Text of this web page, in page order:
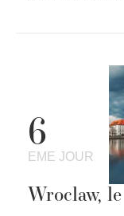
6
EME JOUR
Wroclaw,